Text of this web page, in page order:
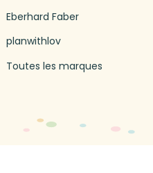
Eberhard Faber
planwithlov
Toutes les marques